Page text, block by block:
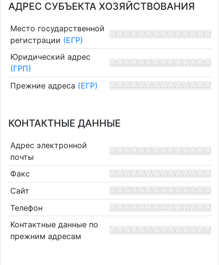
АДРЕС СУБЪЕКТА ХОЗЯЙСТВОВАНИЯ
Место государственной
регистрации (ЕГР)
Юридический адрес
(ГРП)
Прежние адреса (ЕГР)
КОНТАКТНЫЕ ДАННЫЕ
Адрес электронной
почты
Факс
Сайт
Телефон
Контактные данные по
прежним адресам